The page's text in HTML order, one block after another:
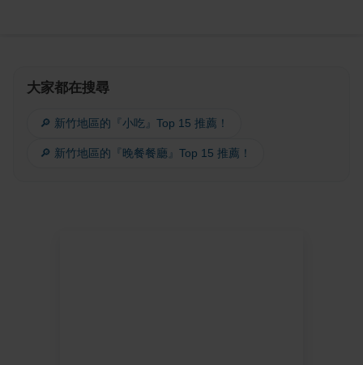
大家都在搜尋
🔎 新竹地區的『小吃』Top 15 推薦！
🔎 新竹地區的『晚餐餐廳』Top 15 推薦！